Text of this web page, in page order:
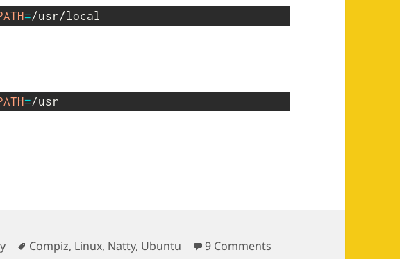
=/usr/local
=/usr
Natty 里 Compiz 0.9.2.1 版本丢失的附加特效包
Tags
Compiz, Linux, Natty, Ubuntu 9 Comments